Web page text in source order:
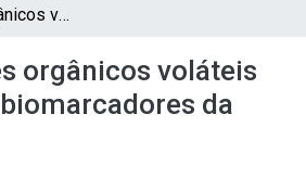
Componentes orgânicos voláteis (COV) como biomarcadores da COVID-19
orgânicos voláteis
da